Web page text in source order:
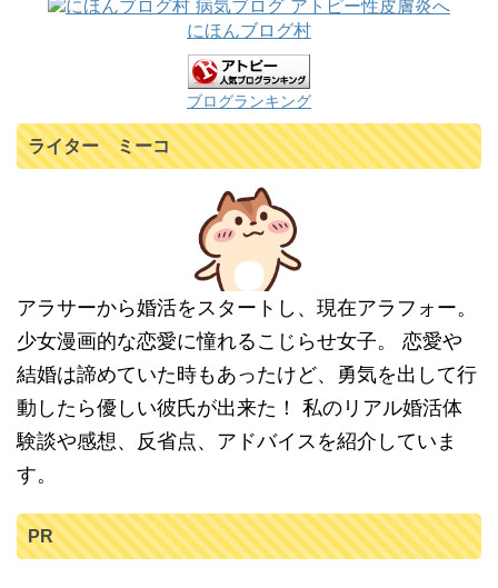
にほんブログ村
ブログランキング
ライター ミーコ
アラサーから婚活をスタートし、現在アラフォー。
少女漫画的な恋愛に憧れるこじらせ女子。 恋愛や
結婚は諦めていた時もあったけど、勇気を出して行
動したら優しい彼氏が出来た！ 私のリアル婚活体
験談や感想、反省点、アドバイスを紹介していま
す。
PR